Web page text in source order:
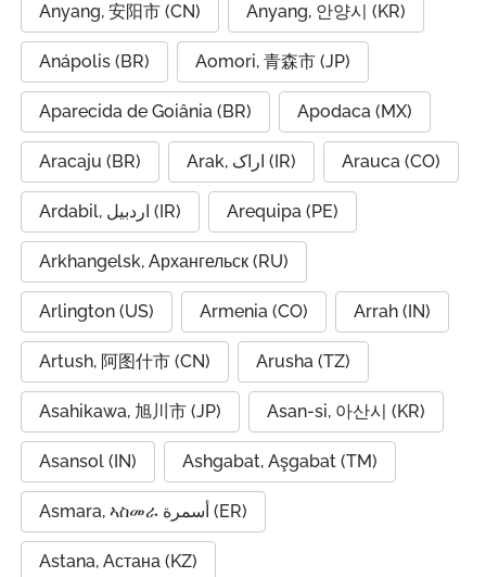
Anyang, 安阳市 (CN) Anyang, 안양시 (KR)
Anápolis (BR) Aomori, 青森市 (JP)
Aparecida de Goiânia (BR) Apodaca (MX)
Aracaju (BR) Arak, اراک (IR) Arauca (CO)
Ardabil, اردبیل (IR) Arequipa (PE)
Arkhangelsk, Архангельск (RU)
Arlington (US) Armenia (CO) Arrah (IN)
Artush, 阿图什市 (CN) Arusha (TZ)
Asahikawa, 旭川市 (JP) Asan-si, 아산시 (KR)
Asansol (IN) Ashgabat, Aşgabat (TM)
Asmara, ኣስመራ أسمرة (ER)
Astana, Астана (KZ)